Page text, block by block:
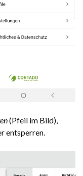
(Pfeil im Bild),
entsperren.